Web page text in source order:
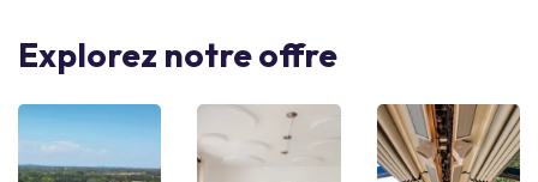
Explorez notre offre